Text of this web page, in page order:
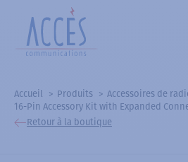
Accueil Produits Accessoires de
16-Pin Accessory Kit with Expanded
Retour à la boutique